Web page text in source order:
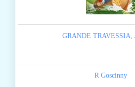
GRANDE TRAVESSIA,
R Goscinny